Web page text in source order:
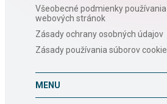
Všeobecné podmienky používania
webových stránok
Zásady ochrany osobných údajov
Zásady používania súborov cookie
MENU